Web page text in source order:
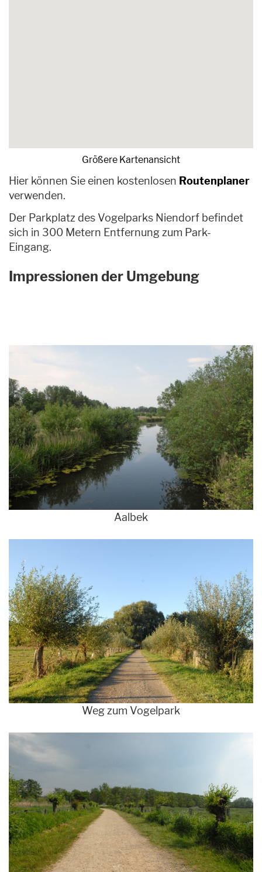
Größere Kartenansicht
Hier können Sie einen kostenlosen Routenplaner
verwenden.
Der Parkplatz des Vogelparks Niendorf befindet
sich in 300 Metern Entfernung zum Park-
Eingang.
Impressionen der Umgebung
Aalbek
Weg zum Vogelpark